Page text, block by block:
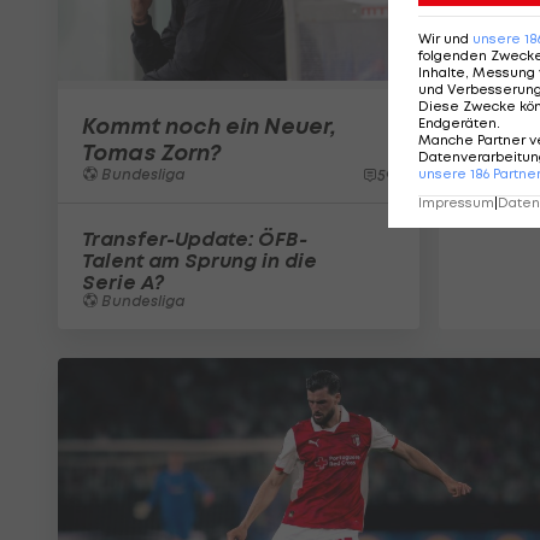
Kommt noch ein Neuer,
Tomas Zorn?
Bundesliga 59
Transfer-Update: ÖFB-
Talent am Sprung in die
Serie A?
Bundesliga
Wir und unsere
folgenden
Inhalte, Messung
und
Diese Zwecke
Endgeräten.
Manche Partner
unsere 186 Partner
Impressum